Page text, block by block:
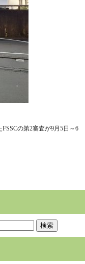
の第2審査が9月5日～6